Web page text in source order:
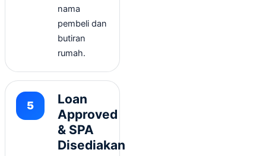
nama
pembeli dan
butiran
rumah.
Loan
Approved
& SPA
Disediakan